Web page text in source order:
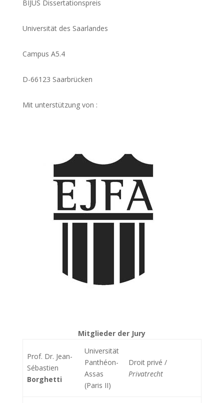
BIJUS Dissertationspreis
Universität des Saarlandes
Campus A5.4
D-66123 Saarbrücken
Mit unterstützung von :
Mitglieder der Jury
Prof. Dr. Jean-
Sébastien
Borghetti
Universität
Panthéon-
Assas
(Paris II)
Droit privé /
Privatrecht